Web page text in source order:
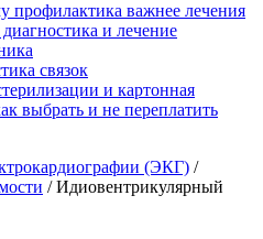
профилактика важнее лечения
и лечение
связок
и картонная
выбрать и не переплатить
(ЭКГ) /
/Идиовентрикулярный